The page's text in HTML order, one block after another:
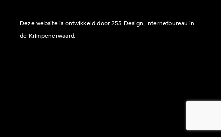
Deze website is ontwikkeld door 255 Design, internetbureau in
de Krimpenerwaard.